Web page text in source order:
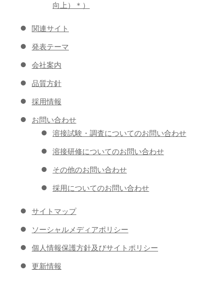
向上）＊）
関連サイト
発表テーマ
会社案内
品質方針
採用情報
お問い合わせ
溶接試験・調査についてのお問い合わせ
溶接研修についてのお問い合わせ
その他のお問い合わせ
採用についてのお問い合わせ
サイトマップ
ソーシャルメディアポリシー
個人情報保護方針及びサイトポリシー
更新情報